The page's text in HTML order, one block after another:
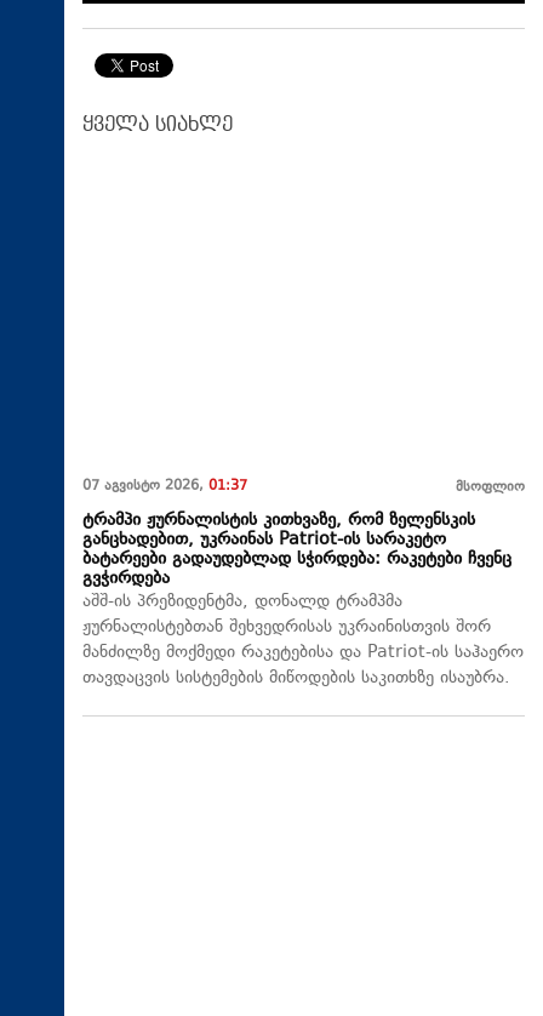
ყველა სიახლე
07 აგვისტო 2026, 01:37 მსოფლიო
ტრამპი ჟურნალისტის კითხვაზე, რომ ზელენსკის
განცხადებით, უკრაინას Patriot-ის სარაკეტო
ბატარეები გადაუდებლად სჭირდება: რაკეტები ჩვენც
გვჭირდება
აშშ-ის პრეზიდენტმა, დონალდ ტრამპმა
ჟურნალისტებთან შეხვედრისას უკრაინისთვის შორ
მანძილზე მოქმედი რაკეტებისა და Patriot-ის საჰაერო
თავდაცვის სისტემების მიწოდების საკითხზე ისაუბრა.